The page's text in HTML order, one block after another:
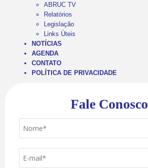
ABRUC TV
Relatórios
Legislação
Links Úteis
NOTÍCIAS
AGENDA
CONTATO
POLÍTICA DE PRIVACIDADE
Fale Conosco